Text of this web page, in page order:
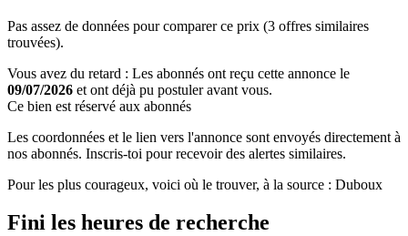
Pas assez de données pour comparer ce prix (3 offres similaires
trouvées).
Vous avez du retard : Les abonnés ont reçu cette annonce le
09/07/2026 et ont déjà pu postuler avant vous.
Ce bien est réservé aux abonnés
Les coordonnées et le lien vers l'annonce sont envoyés directement à
nos abonnés. Inscris-toi pour recevoir des alertes similaires.
Pour les plus courageux, voici où le trouver, à la source : Duboux
Fini les heures de recherche